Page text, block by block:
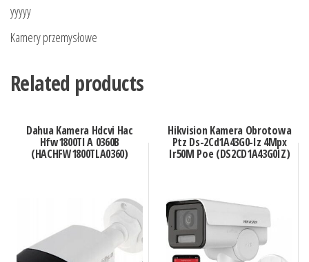
yyyyy
Kamery przemysłowe
Related products
Dahua Kamera Hdcvi Hac
Hfw1800Tl A 0360B
(HACHFW1800TLA0360)
Hikvision Kamera Obrotowa
Ptz Ds-2Cd1A43G0-Iz 4Mpx
Ir50M Poe (DS2CD1A43G0IZ)